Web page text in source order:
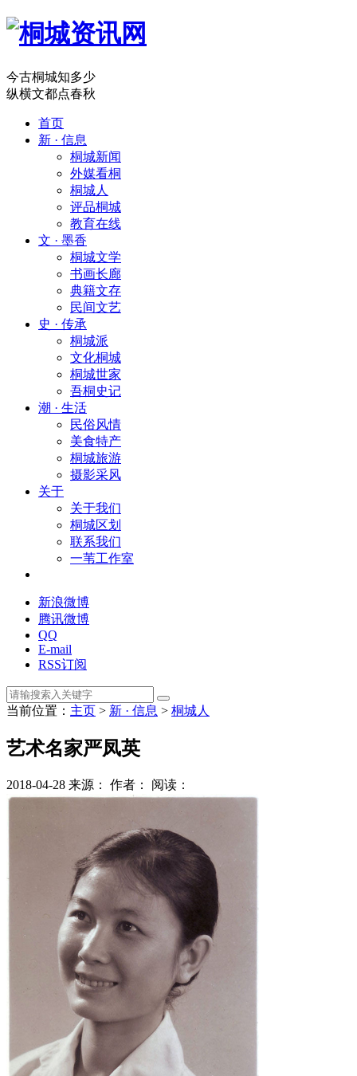
今古桐城知多少
纵横文都点春秋
首页
新 · 信息
桐城新闻
外媒看桐
桐城人
评品桐城
教育在线
文 · 墨香
桐城文学
书画长廊
典籍文存
民间文艺
史 · 传承
桐城派
文化桐城
桐城世家
吾桐史记
潮 · 生活
民俗风情
美食特产
桐城旅游
摄影采风
关于
关于我们
桐城区划
联系我们
一苇工作室
新浪微博
腾讯微博
QQ
E-mail
RSS订阅
当前位置： 主页 > 新 · 信息 > 桐城人
艺术名家严凤英
2018-04-28 来源： 作者： 阅读：